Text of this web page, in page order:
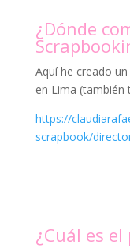
¿Dónde
Aquí he creado
en Lima (también
https://
scrapbook/
¿Cuál es